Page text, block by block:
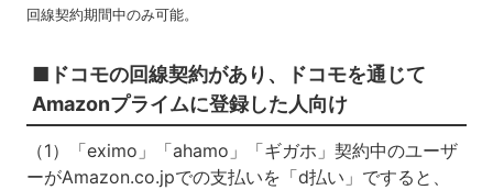
回線契約期間中のみ可能。
■ドコモの回線契約があり、ドコモを通じて
Amazonプライムに登録した人向け
（1）「eximo」「ahamo」「ギガホ」契約中のユーザ
ーがAmazon.co.jpでの支払いを「d払い」ですると、